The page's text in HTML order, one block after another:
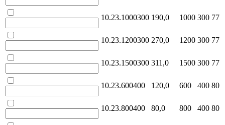
10.23.1000300 190,0 1000 300 77
10.23.1200300 270,0 1200 300 77
10.23.1500300 311,0 1500 300 77
10.23.600400 120,0 600 400 80
10.23.800400 80,0 800 400 80